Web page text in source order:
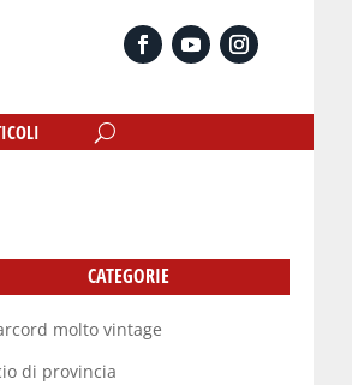
CATEGORIE
molto vintage
di provincia